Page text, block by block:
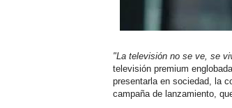
"La televisión no se ve, se
televisión premium
presentarla en sociedad, la
campaña de lanzamiento,